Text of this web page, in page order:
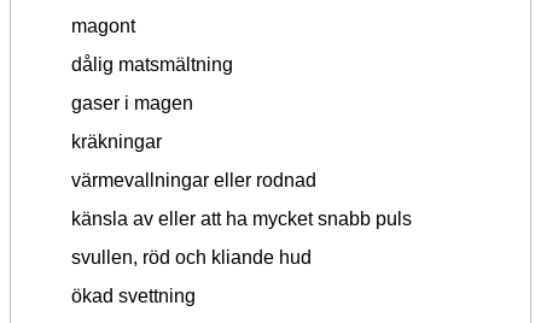
magont
dålig matsmältning
gaser i magen
kräkningar
värmevallningar eller rodnad
känsla av eller att ha mycket snabb puls
svullen, röd och kliande hud
ökad svettning